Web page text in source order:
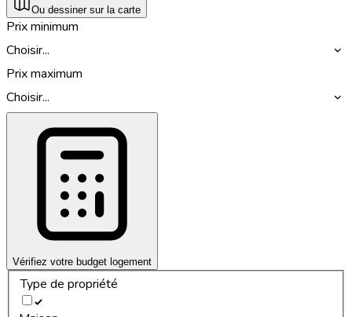
Ou dessiner sur la carte
Prix minimum
Choisir...
Prix maximum
Choisir...
Vérifiez votre budget logement
Type de propriété